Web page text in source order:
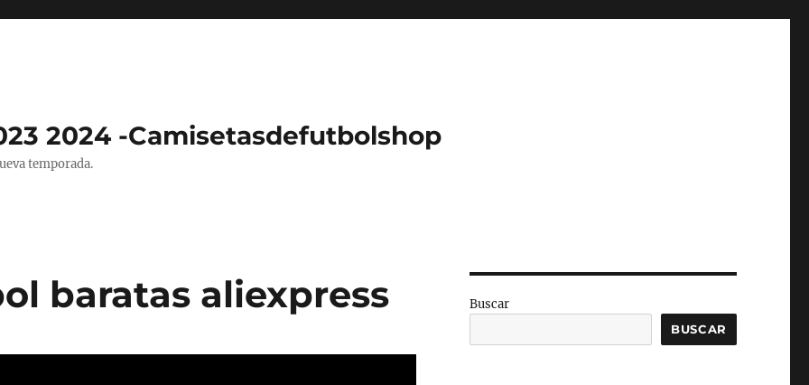
2024 -Camisetasdefutbolshop
temporada.
baratas aliexpress Buscar
BUSCAR